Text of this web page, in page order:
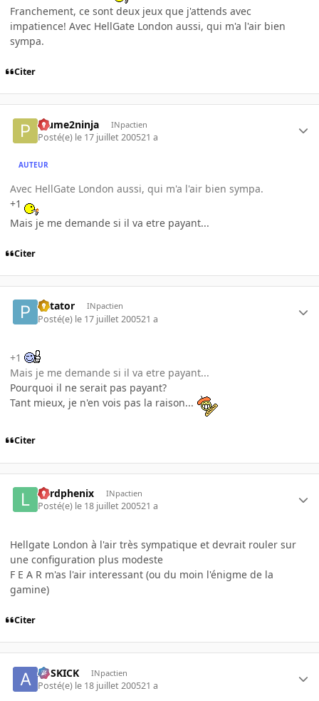
Franchement, ce sont deux jeux que j'attends avec
impatience! Avec HellGate London aussi, qui m'a l'air bien
sympa.
Citer
Plume2ninja INpactien
Posté(e) le 17 juillet 200521 a
AUTEUR
Avec HellGate London aussi, qui m'a l'air bien sympa.
+1
Mais je me demande si il va etre payant...
Citer
Patator INpactien
Posté(e) le 17 juillet 200521 a
+1
Mais je me demande si il va etre payant...
Pourquoi il ne serait pas payant?
Tant mieux, je n'en vois pas la raison...
Citer
Lordphenix INpactien
Posté(e) le 18 juillet 200521 a
Hellgate London à l'air très sympatique et devrait rouler sur
une configuration plus modeste
F E A R m'as l'air interessant (ou du moin l'énigme de la
gamine)
Citer
ASSKICK INpactien
Posté(e) le 18 juillet 200521 a